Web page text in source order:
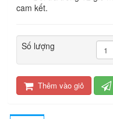
cam kết.
Số lượng
Thêm vào giỏ